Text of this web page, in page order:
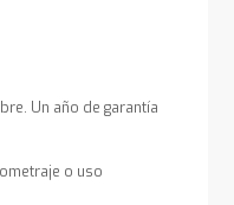
Un año de garantía
o uso